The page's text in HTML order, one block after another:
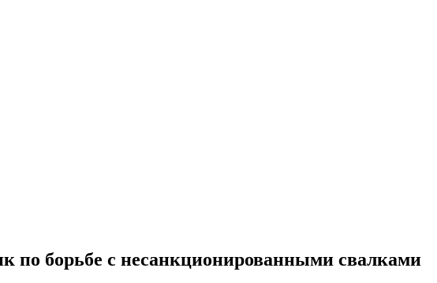
по борьбе с несанкционированными свалками